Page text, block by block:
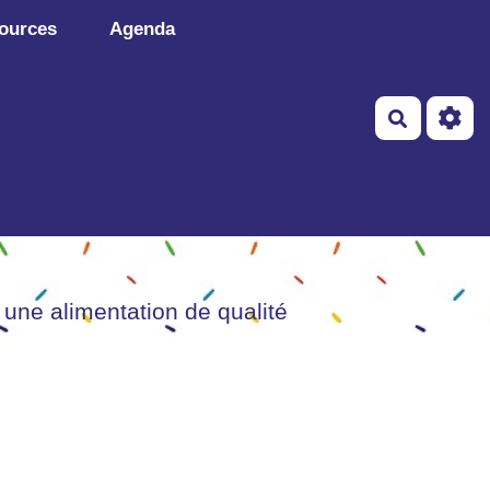
Agenda
alimentation de qualité